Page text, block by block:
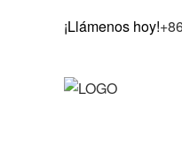
¡Llámenos hoy!